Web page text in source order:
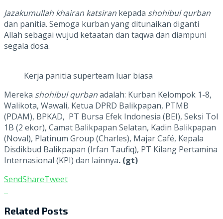
Jazakumullah khairan katsiran kepada shohibul qurban
dan panitia. Semoga kurban yang ditunaikan diganti
Allah sebagai wujud ketaatan dan taqwa dan diampuni
segala dosa.
Kerja panitia superteam luar biasa
Mereka shohibul qurbanadalah: Kurban Kelompok 1-8,
Walikota, Wawali, Ketua DPRD Balikpapan, PTMB
(PDAM), BPKAD, PT Bursa Efek Indonesia (BEI), Seksi Tol
1B (2 ekor), Camat Balikpapan Selatan, Kadin Balikpapan
(Noval), Platinum Group (Charles), Majar Café, Kepala
Disdikbud Balikpapan (Irfan Taufiq), PT Kilang Pertamina
Internasional (KPI) dan lainnya. (gt)
SendShareTweet
Related Posts